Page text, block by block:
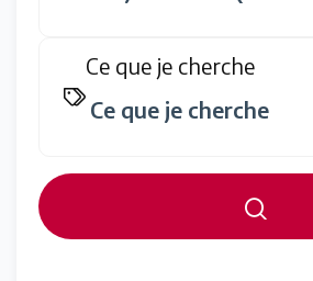
Ce que je cherche